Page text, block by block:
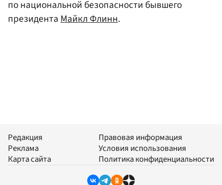
по национальной безопасности бывшего
президентаМайкл Флинн.
Редакция
Реклама
Карта сайта
Правовая информация
Условия использования
Политика конфиденциальности